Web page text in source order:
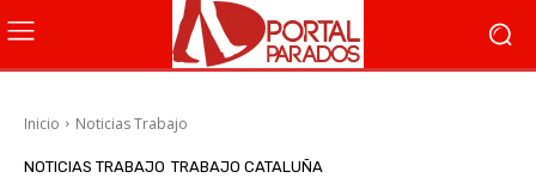
Inicio Noticias Trabajo
NOTICIAS TRABAJO TRABAJO CATALUÑA